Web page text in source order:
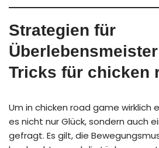
Strategien für
Tricks für chicken
Um in chicken road game wirklich
es nicht nur Glück, sondern auch
gefragt. Es gilt, die